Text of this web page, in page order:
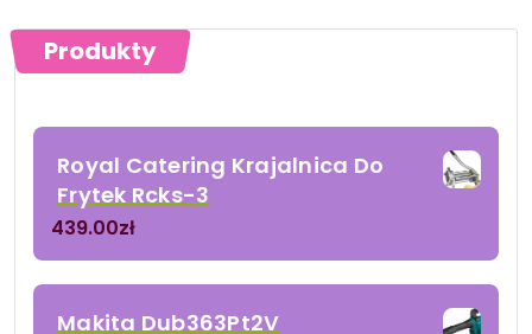
Produkty
Royal Catering Krajalnica Do
Frytek Rcks-3
439.00zł
Makita Dub363Pt2V